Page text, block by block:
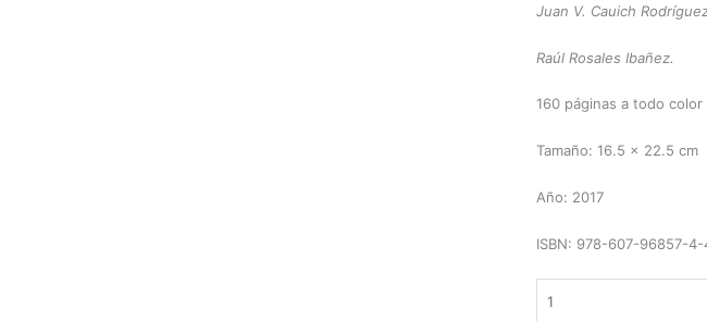
Juan V. Cauich
Raúl Rosales Ibañez.
160 páginas a todo color
Tamaño: 16.5 x 22.5 cm
Año: 2017
ISBN: 978-607-96857-4-